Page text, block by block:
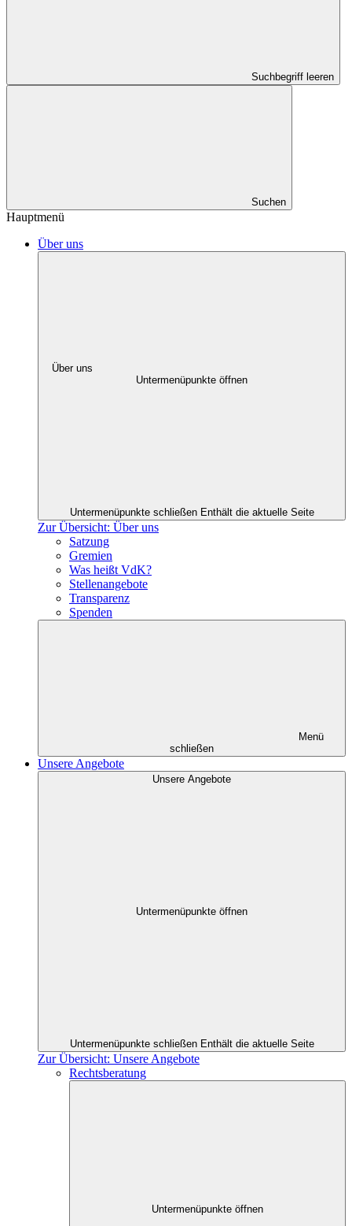
Suchbegriff leeren
Suchen
Hauptmenü
Über uns
Über uns
Untermenüpunkte öffnen
Untermenüpunkte schließen Enthält die aktuelle Seite
Zur Übersicht: Über uns
Satzung
Gremien
Was heißt VdK?
Stellenangebote
Transparenz
Spenden
Menü
schließen
Unsere Angebote
Unsere Angebote
Untermenüpunkte öffnen
Untermenüpunkte schließen Enthält die aktuelle Seite
Zur Übersicht: Unsere Angebote
Rechtsberatung
Untermenüpunkte öffnen